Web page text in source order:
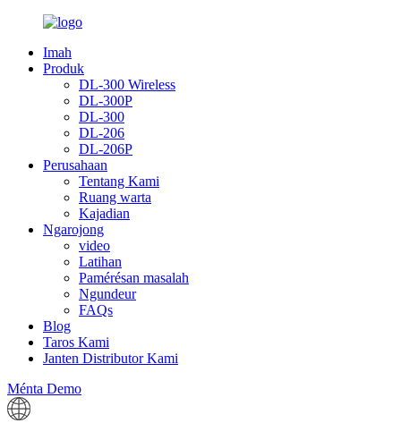
Imah
Produk
DL-300 Wireless
DL-300P
DL-300
DL-206
DL-206P
Perusahaan
Tentang Kami
Ruang warta
Kajadian
Ngarojong
video
Latihan
Pamérésan masalah
Ngundeur
FAQs
Blog
Taros Kami
Janten Distributor Kami
Ménta Demo